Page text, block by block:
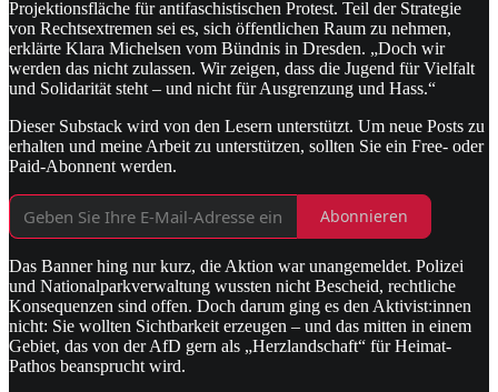
Projektionsfläche für antifaschistischen Protest. Teil der Strategie
von Rechtsextremen sei es, sich öffentlichen Raum zu nehmen,
erklärte Klara Michelsen vom Bündnis in Dresden. „Doch wir
werden das nicht zulassen. Wir zeigen, dass die Jugend für Vielfalt
und Solidarität steht – und nicht für Ausgrenzung und Hass.“
Dieser Substack wird von den Lesern unterstützt. Um neue Posts zu
erhalten und meine Arbeit zu unterstützen, sollten Sie ein Free- oder
Paid-Abonnent werden.
Abonnieren
Das Banner hing nur kurz, die Aktion war unangemeldet. Polizei
und Nationalparkverwaltung wussten nicht Bescheid, rechtliche
Konsequenzen sind offen. Doch darum ging es den Aktivist:innen
nicht: Sie wollten Sichtbarkeit erzeugen – und das mitten in einem
Gebiet, das von der AfD gern als „Herzlandschaft“ für Heimat-
Pathos beansprucht wird.